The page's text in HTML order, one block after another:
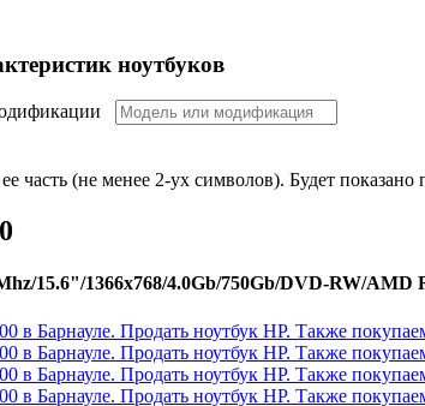
ноутбуков
часть (не менее 2-ух символов). Будет показано
15.6"/1366x768/4.0Gb/750Gb/DVD-RW/